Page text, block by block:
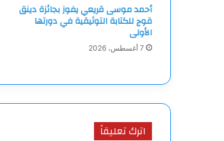
أحمد موسى قريعي يفوز بجائزة دينق
قوج للكتابة التوثيقية في دورتها
الأولى
7 أغسطس، 2026
اترك تعليقاً